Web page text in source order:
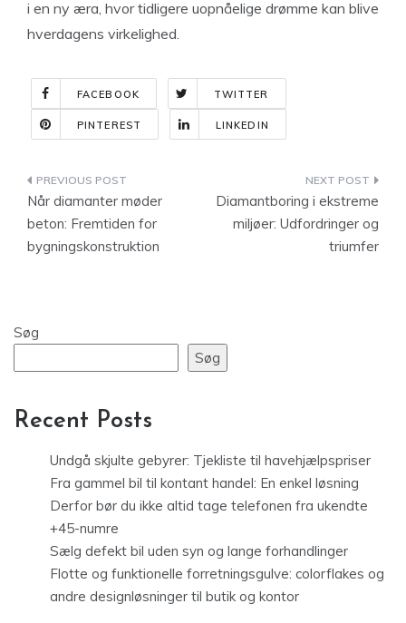
i en ny æra, hvor tidligere uopnåelige drømme kan blive
hverdagens virkelighed.
FACEBOOK TWITTER
PINTEREST LINKEDIN
Indlægsnavigation
Når diamanter møder
beton: Fremtiden for
bygningskonstruktion
Diamantboring i ekstreme
miljøer: Udfordringer og
triumfer
Søg
Søg
Recent Posts
Undgå skjulte gebyrer: Tjekliste til havehjælpspriser
Fra gammel bil til kontant handel: En enkel løsning
Derfor bør du ikke altid tage telefonen fra ukendte
+45-numre
Sælg defekt bil uden syn og lange forhandlinger
Flotte og funktionelle forretningsgulve: colorflakes og
andre designløsninger til butik og kontor